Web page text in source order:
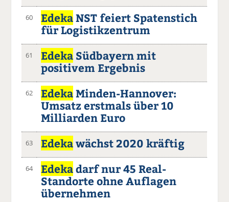
60 EdekaNST feiert Spatenstich
für Logistikzentrum
61 Edeka Südbayern mit
positivem Ergebnis
62 EdekaMinden-Hannover:
Umsatz erstmals über 10
Milliarden Euro
63 Edekawächst 2020 kräftig
64 Edekadarf nur 45 Real-
Standorte ohne Auflagen
übernehmen